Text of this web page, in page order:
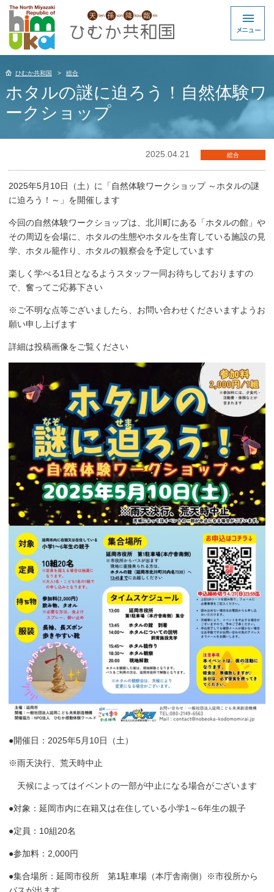
ひむか共和国 総合
ホタルの謎に迫ろう！自然体験ワ
ークショップ
2025.04.21 総合
2025年5月10日（土）に「自然体験ワークショップ ～ホタルの謎
に迫ろう！～」を開催します
今回の自然体験ワークショップは、北川町にある「ホタルの館」や
その周辺を会場に、ホタルの生態やホタルを生育している施設の見
学、ホタル籠作り、ホタルの観察会を予定しています
楽しく学べる1日となるようスタッフ一同お待ちしておりますの
で、奮ってご応募下さい
※ご不明な点等ございましたら、お問い合わせくださいますようお
願い申し上げます
詳細は投稿画像をご覧ください
●開催日：2025年5月10日（土）
※雨天決行、荒天時中止
天候によってはイベントの一部が中止になる場合がございます
●対象：延岡市内に在籍又は在住している小学1～6年生の親子
●定員：10組20名
●参加料：2,000円
●集合場所：延岡市役所 第1駐車場（本庁舎南側）※市役所から
バスが出ます